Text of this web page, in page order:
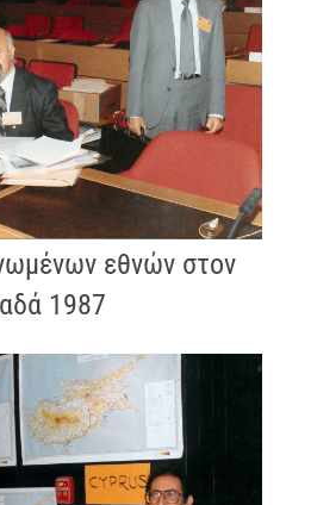
εθνών στον
1987